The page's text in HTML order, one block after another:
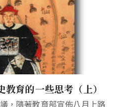
育的一些思考（上）
，隨著教育部宣佈八月上路